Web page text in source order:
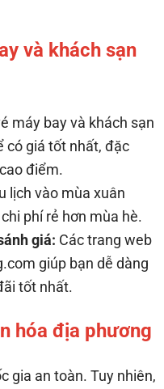
và khách sạn
máy bay và khách sạn
có giá tốt nhất, đặc
điểm.
lịch vào mùa xuân
phí rẻ hơn mùa hè.
giá: Các trang web
giúp bạn dễ dàng
tốt nhất.
hóa địa phương
gia an toàn. Tuy nhiên,